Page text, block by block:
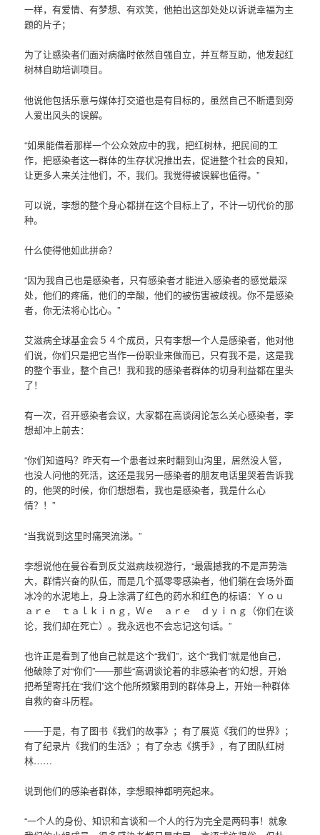
一样，有爱情、有梦想、有欢笑，他拍出这部处处以诉说幸福为主
题的片子；
为了让感染者们面对病痛时依然自强自立，并互帮互助，他发起红
树林自助培训项目。
他说他包括乐意与媒体打交道也是有目标的，虽然自己不断遭到旁
人爱出风头的误解。
“如果能借着那样一个公众效应中的我，把红树林，把民间的工
作，把感染者这一群体的生存状况推出去，促进整个社会的良知，
让更多人来关注他们，不，我们。我觉得被误解也值得。”
可以说，李想的整个身心都拼在这个目标上了，不计一切代价的那
种。
什么使得他如此拼命？
“因为我自己也是感染者，只有感染者才能进入感染者的感觉最深
处，他们的疼痛，他们的辛酸，他们的被伤害被歧视。你不是感染
者，你无法将心比心。”
艾滋病全球基金会５４个成员，只有李想一个人是感染者，他对他
们说，你们只是把它当作一份职业来做而已，只有我不是，这是我
的整个事业，整个自己！我和我的感染者群体的切身利益都在里头
了！
有一次，召开感染者会议，大家都在高谈阔论怎么关心感染者，李
想却冲上前去：
“你们知道吗？昨天有一个患者过来时翻到山沟里，居然没人管，
也没人问他的死活，这还是我另一感染者的朋友电话里哭着告诉我
的，他哭的时候，你们想想看，我也是感染者，我是什么心
情？！”
“当我说到这里时痛哭流涕。”
李想说他在曼谷看到反艾滋病歧视游行，“最震撼我的不是声势浩
大，群情兴奋的队伍，而是几个孤零零感染者，他们躺在会场外面
冰冷的水泥地上，身上涂满了红色的药水和红色的标语：Ｙｏｕ
ａｒｅ ｔａｌｋｉｎｇ，Ｗｅ ａｒｅ ｄｙｉｎｇ（你们在谈
论，我们却在死亡）。我永远也不会忘记这句话。”
也许正是看到了他自己就是这个“我们”，这个“我们”就是他自己，
他破除了对“你们”——那些“高调谈论着的非感染者”的幻想，开始
把希望寄托在“我们”这个他所频繁用到的群体身上，开始一种群体
自救的奋斗历程。
——于是，有了图书《我们的故事》；有了展览《我们的世界》；
有了纪录片《我们的生活》；有了杂志《携手》，有了团队红树
林……
说到他们的感染者群体，李想眼神都明亮起来。
“一个人的身份、知识和言谈和一个人的行为完全是两码事！就象